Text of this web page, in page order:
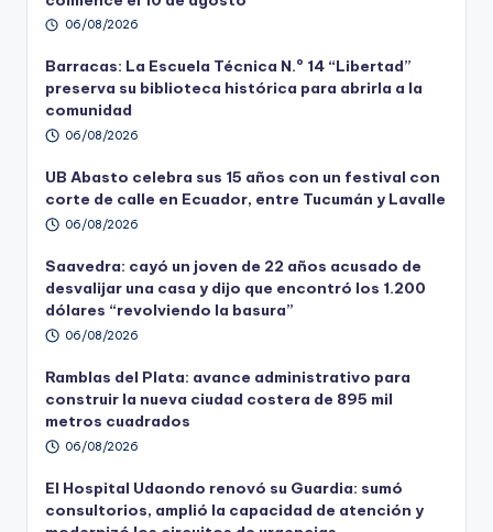
06/08/2026
Barracas: La Escuela Técnica N.º 14 “Libertad”
preserva su biblioteca histórica para abrirla a la
comunidad
06/08/2026
UB Abasto celebra sus 15 años con un festival con
corte de calle en Ecuador, entre Tucumán y Lavalle
06/08/2026
Saavedra: cayó un joven de 22 años acusado de
desvalijar una casa y dijo que encontró los 1.200
dólares “revolviendo la basura”
06/08/2026
Ramblas del Plata: avance administrativo para
construir la nueva ciudad costera de 895 mil
metros cuadrados
06/08/2026
El Hospital Udaondo renovó su Guardia: sumó
consultorios, amplió la capacidad de atención y